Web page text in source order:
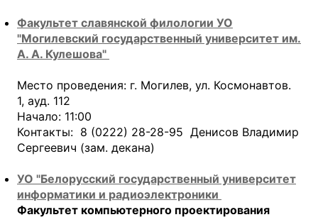
Факультет славянской филологии УО
"Могилевский государственный университет им.
А. А. Кулешова"
Место проведения: г. Могилев, ул. Космонавтов.
1, ауд. 112
Начало: 11:00
Контакты: 8 (0222) 28-28-95 Денисов Владимир
Сергеевич (зам. декана)
УО "Белорусский государственный университет
информатики и радиоэлектроники
Факультет компьютерного проектирования